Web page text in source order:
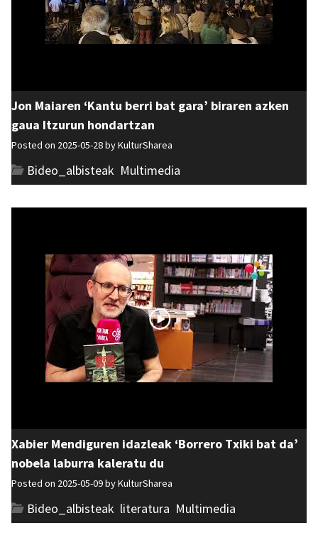
Jon Maiaren ‘Kantu berri bat gara’ biraren azken
gaua Itzurun hondartzan
Posted on 2025-05-28 byKulturSharea
Bideo_albisteak Multimedia
Xabier Mendiguren idazleak ‘Borrero Txiki bat da’
nobela laburra kaleratu du
Posted on 2025-05-09 byKulturSharea
Bideo_albisteak literatura Multimedia